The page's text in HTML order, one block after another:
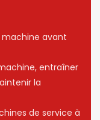
machine avant
entraîner
la
de service à